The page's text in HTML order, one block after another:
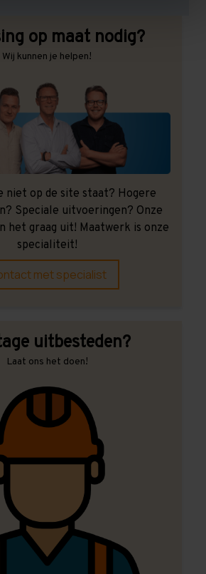
op maat nodig?
Wij kunnen je helpen!
niet op de site staat? Hogere
Speciale uitvoeringen? Onze
het graag uit! Maatwerk is onze
specialiteit!
met specialist
uitbesteden?
Laat ons het doen!